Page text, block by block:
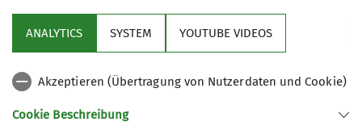
Qualifikationen
Wanderleiterin
Nützliche Links
ANALYTICS SYSTEM YOUTUBE VIDEOS
Akzeptieren (Übertragung von Nutzerdaten und Cookie)
Cookie Beschreibung